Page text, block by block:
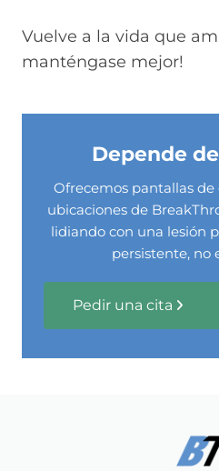
Vuelve a la vida que
manténgase mejor!
Depende
Ofrecemos pantallas de
ubicaciones de
lidiando con una lesión
persistente, no
Pedir una cita